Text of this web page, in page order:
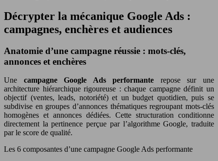
Décrypter la mécanique Google Ads :
campagnes, enchères et audiences
Anatomie d’une campagne réussie : mots-clés,
annonces et enchères
Une campagne Google Ads performante repose sur une
architecture hiérarchique rigoureuse : chaque campagne définit un
objectif (ventes, leads, notoriété) et un budget quotidien, puis se
subdivise en groupes d’annonces thématiques regroupant mots-clés
homogènes et annonces dédiées. Cette structuration conditionne
directement la pertinence perçue par l’algorithme Google, traduite
par le score de qualité.
Les 6 composantes d’une campagne Google Ads performante